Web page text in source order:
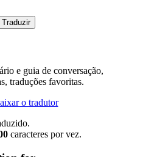
e guia de conversação,
traduções favoritas.
caracteres por vez.